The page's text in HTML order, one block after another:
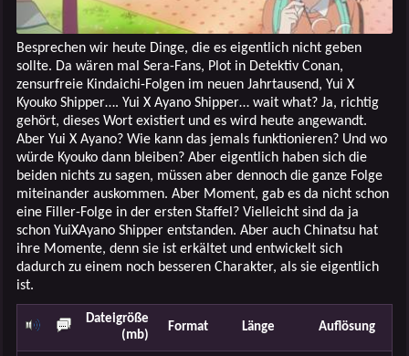
Besprechen wir heute Dinge, die es eigentlich nicht geben
sollte. Da wären mal Sera-Fans, Plot in Detektiv Conan,
zensurfreie Kindaichi-Folgen im neuen Jahrtausend, Yui X
Kyouko Shipper…. Yui X Ayano Shipper… wait what? Ja, richtig
gehört, dieses Wort existiert und es wird heute angewandt.
Aber Yui X Ayano? Wie kann das jemals funktionieren? Und wo
würde Kyouko dann bleiben? Aber eigentlich haben sich die
beiden nichts zu sagen, müssen aber dennoch die ganze Folge
miteinander auskommen. Aber Moment, gab es da nicht schon
eine Filler-Folge in der ersten Staffel? Vielleicht sind da ja
schon YuiXAyano Shipper entstanden. Aber auch Chinatsu hat
ihre Momente, denn sie ist erkältet und entwickelt sich
dadurch zu einem noch besseren Charakter, als sie eigentlich
ist.
Dateigröße
(mb)
Format Länge Auflösung